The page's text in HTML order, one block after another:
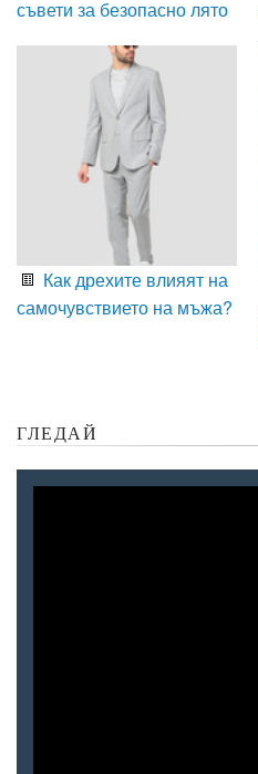
съвети за безопасно лято
Как дрехите влияят на
самочувствието на мъжа?
ГЛЕДАЙ